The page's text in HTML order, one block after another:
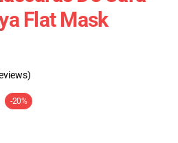
Flat Mask
-20%